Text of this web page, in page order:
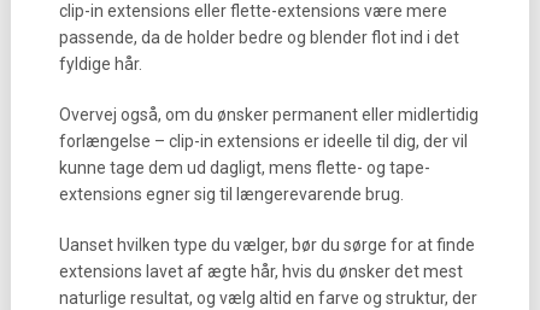
clip-in extensions eller flette-extensions være mere
passende, da de holder bedre og blender flot ind i det
fyldige hår.
Overvej også, om du ønsker permanent eller midlertidig
forlængelse – clip-in extensions er ideelle til dig, der vil
kunne tage dem ud dagligt, mens flette- og tape-
extensions egner sig til længerevarende brug.
Uanset hvilken type du vælger, bør du sørge for at finde
extensions lavet af ægte hår, hvis du ønsker det mest
naturlige resultat, og vælg altid en farve og struktur, der